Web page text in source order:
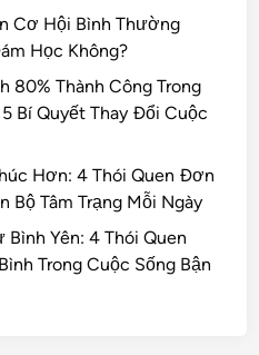
Cơ Hội Bình Thường
Học Không?
80% Thành Công Trong
Bí Quyết Thay Đổi Cuộc
Hơn: 4 Thói Quen Đơn
Bộ Tâm Trạng Mỗi Ngày
Yên: 4 Thói Quen
Trong Cuộc Sống Bận